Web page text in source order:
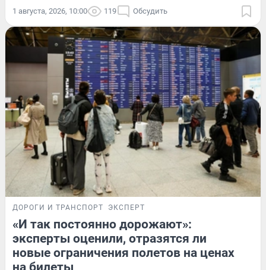
1 августа, 2026, 10:00 119 Обсудить
ДОРОГИ И ТРАНСПОРТ ЭКСПЕРТ
«И так постоянно дорожают»:
эксперты оценили, отразятся ли
новые ограничения полетов на ценах